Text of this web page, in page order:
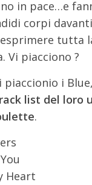
in pace…e
corpi
tutta
Vi piacciono ?
piaccionio i
list del loro
.
Heart